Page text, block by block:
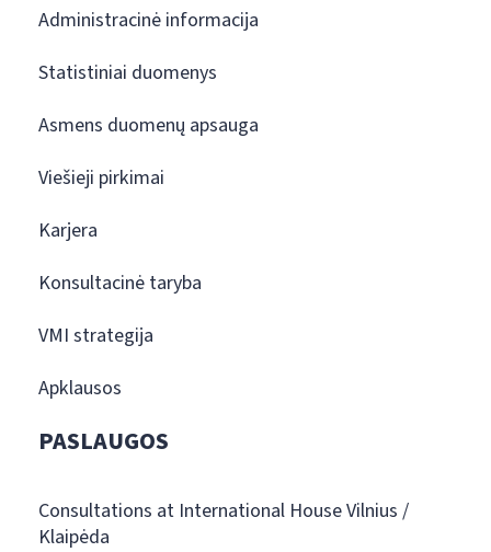
Administracinė informacija
Statistiniai duomenys
Asmens duomenų apsauga
Viešieji pirkimai
Karjera
Konsultacinė taryba
VMI strategija
Apklausos
PASLAUGOS
Consultations at International House Vilnius /
Klaipėda